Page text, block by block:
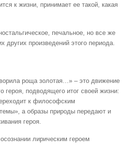
к жизни, принимает ее такой, какая
печальное, но все же
других произведений этого периода.
роща золотая…» – это движение
героя, подводящего итог своей жизни:
к философским
а образы природы передают и
героя.
лирическим героем